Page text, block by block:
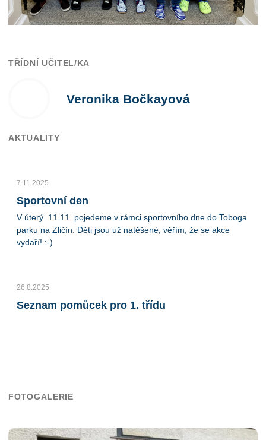
TŘÍDNÍ UČITEL/KA
Veronika Bočkayová
AKTUALITY
7.11.2025
Sportovní den
V úterý 11.11. pojedeme v rámci sportovního dne do Toboga
parku na Zličín. Děti jsou už natěšené, věřím, že se akce
vydaří! :-)
26.8.2025
Seznam pomůcek pro 1. třídu
FOTOGALERIE